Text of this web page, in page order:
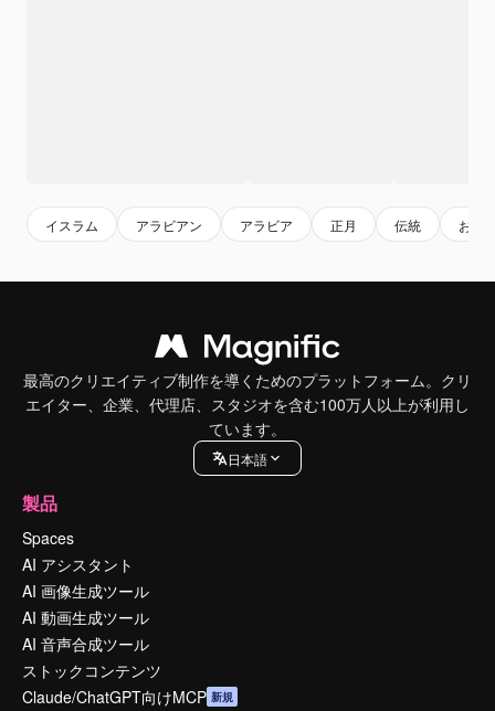
イスラム アラビアン アラビア 正月 伝統 お祝
最高のクリエイティブ制作を導くためのプラットフォーム。クリ
エイター、企業、代理店、スタジオを含む100万人以上が利用し
ています。
日本語
製品
Spaces
AI アシスタント
AI 画像生成ツール
AI 動画生成ツール
AI 音声合成ツール
ストックコンテンツ
Claude/ChatGPT向けMCP 新規